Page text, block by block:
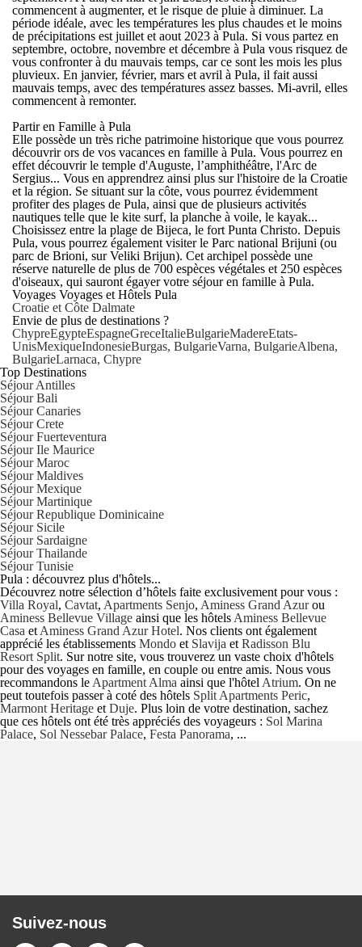
commencent à augmenter, et le risque de pluie à diminuer. La
période idéale, avec les températures les plus chaudes et le moins
de précipitations est juillet et aout 2023 à Pula. Si vous partez en
septembre, octobre, novembre et décembre à Pula vous risquez de
vous confronter à du mauvais temps, car ce sont les mois les plus
pluvieux. En janvier, février, mars et avril à Pula, il fait aussi
mauvais temps, avec des températures assez basses. Mi-avril, elles
commencent à remonter.
Partir en Famille à Pula
Elle possède un très riche patrimoine historique que vous pourrez
découvrir ors de vos vacances en famille à Pula. Vous pourrez en
effet découvrir le temple d'Auguste, l’amphithéâtre, l'Arc de
Sergius... Vous en apprendrez ainsi plus sur l'histoire de la Croatie
et la région. Se situant sur la côte, vous pourrez évidemment
profiter des plages de Pula, ainsi que de plusieurs activités
nautiques telle que le kite surf, la planche à voile, le kayak...
Choisissez entre la plage de Bijeca, le fort Punta Christo. Depuis
Pula, vous pourrez également visiter le Parc national Brijuni (ou
parc de Brioni, sur Veliki Brijun). Cet archipel possède une
réserve naturelle de plus de 700 espèces végétales et 250 espèces
d'oiseaux, qui sauront égayer votre séjour en famille à Pula.
Voyages Voyages et Hôtels Pula
Croatie et Côte Dalmate
Envie de plus de destinations ?
ChypreEgypteEspagneGreceItalieBulgarieMadereEtats-
UnisMexiqueIndonesieBurgas, BulgarieVarna, BulgarieAlbena,
BulgarieLarnaca, Chypre
Top Destinations
Séjour Antilles
Séjour Bali
Séjour Canaries
Séjour Crete
Séjour Fuerteventura
Séjour Ile Maurice
Séjour Maroc
Séjour Maldives
Séjour Mexique
Séjour Martinique
Séjour Republique Dominicaine
Séjour Sicile
Séjour Sardaigne
Séjour Thailande
Séjour Tunisie
Pula : découvrez plus d'hôtels...
Découvrez notre sélection d’hôtels faite exclusivement pour vous :
Villa Royal, Cavtat, Apartments Senjo, Aminess Grand Azurou
Aminess Bellevue Village ainsi que les hôtels Aminess Bellevue
Casa et Aminess Grand Azur Hotel. Nos clients ont également
apprécié les établissements Mondo et Slavija et Radisson Blu
Resort Split. Sur notre site, vous trouverez un vaste choix d'hôtels
pour des voyages en famille, en couple ou entre amis. Nous vous
recommandons le Apartment Alma ainsi que l'hôtel Atrium. On ne
peut toutefois passer à coté des hôtels Split Apartments Peric,
Marmont Heritage et Duje. Plus loin de votre destination, sachez
que ces hôtels ont été très appréciés des voyageurs : Sol Marina
Palace, Sol Nessebar Palace, Festa Panorama, ...
Suivez-nous